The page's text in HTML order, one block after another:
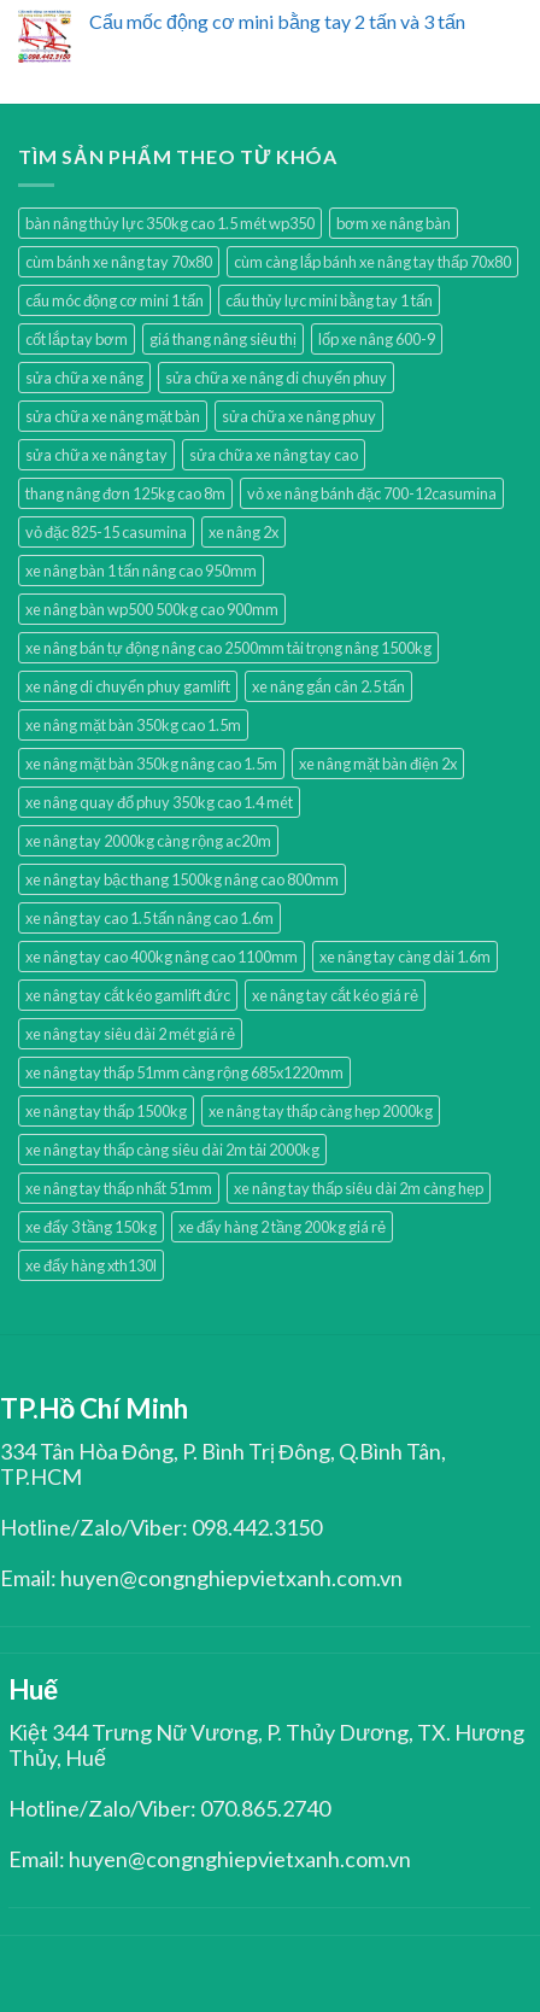
Cẩu mốc động cơ mini bằng tay 2 tấn và 3 tấn
TÌM SẢN PHẨM THEO TỪ KHÓA
bàn nâng thủy lực 350kg cao 1.5 mét wp350
bơm xe nâng bàn
cùm bánh xe nâng tay 70x80
cùm càng lắp bánh xe nâng tay thấp 70x80
cẩu móc động cơ mini 1 tấn
cẩu thủy lực mini bằng tay 1 tấn
cốt lắp tay bơm
giá thang nâng siêu thị
lốp xe nâng 600-9
sửa chữa xe nâng
sửa chữa xe nâng di chuyển phuy
sửa chữa xe nâng mặt bàn
sửa chữa xe nâng phuy
sửa chữa xe nâng tay
sửa chữa xe nâng tay cao
thang nâng đơn 125kg cao 8m
vỏ xe nâng bánh đặc 700-12casumina
vỏ đặc 825-15 casumina
xe nâng 2x
xe nâng bàn 1 tấn nâng cao 950mm
xe nâng bàn wp500 500kg cao 900mm
xe nâng bán tự động nâng cao 2500mm tải trọng nâng 1500kg
xe nâng di chuyển phuy gamlift
xe nâng gắn cân 2.5 tấn
xe nâng mặt bàn 350kg cao 1.5m
xe nâng mặt bàn 350kg nâng cao 1.5m
xe nâng mặt bàn điện 2x
xe nâng quay đổ phuy 350kg cao 1.4 mét
xe nâng tay 2000kg càng rộng ac20m
xe nâng tay bậc thang 1500kg nâng cao 800mm
xe nâng tay cao 1.5 tấn nâng cao 1.6m
xe nâng tay cao 400kg nâng cao 1100mm
xe nâng tay càng dài 1.6m
xe nâng tay cắt kéo gamlift đức
xe nâng tay cắt kéo giá rẻ
xe nâng tay siêu dài 2 mét giá rẻ
xe nâng tay thấp 51mm càng rộng 685x1220mm
xe nâng tay thấp 1500kg
xe nâng tay thấp càng hẹp 2000kg
xe nâng tay thấp càng siêu dài 2m tải 2000kg
xe nâng tay thấp nhất 51mm
xe nâng tay thấp siêu dài 2m càng hẹp
xe đẩy 3 tầng 150kg
xe đẩy hàng 2 tầng 200kg giá rẻ
xe đẩy hàng xth130l
TP.Hồ Chí Minh
334 Tân Hòa Đông, P. Bình Trị Đông, Q.Bình Tân,
TP.HCM
Hotline/Zalo/Viber: 098.442.3150
Email: huyen@congnghiepvietxanh.com.vn
Huế
Kiệt 344 Trưng Nữ Vương, P. Thủy Dương, TX. Hương
Thủy, Huế
Hotline/Zalo/Viber: 070.865.2740
Email: huyen@congnghiepvietxanh.com.vn